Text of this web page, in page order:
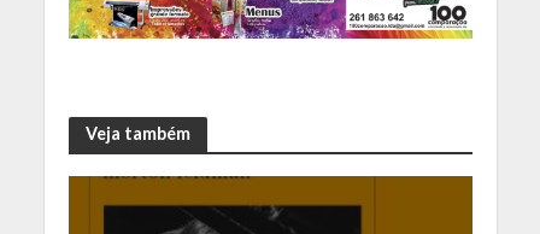
Veja também